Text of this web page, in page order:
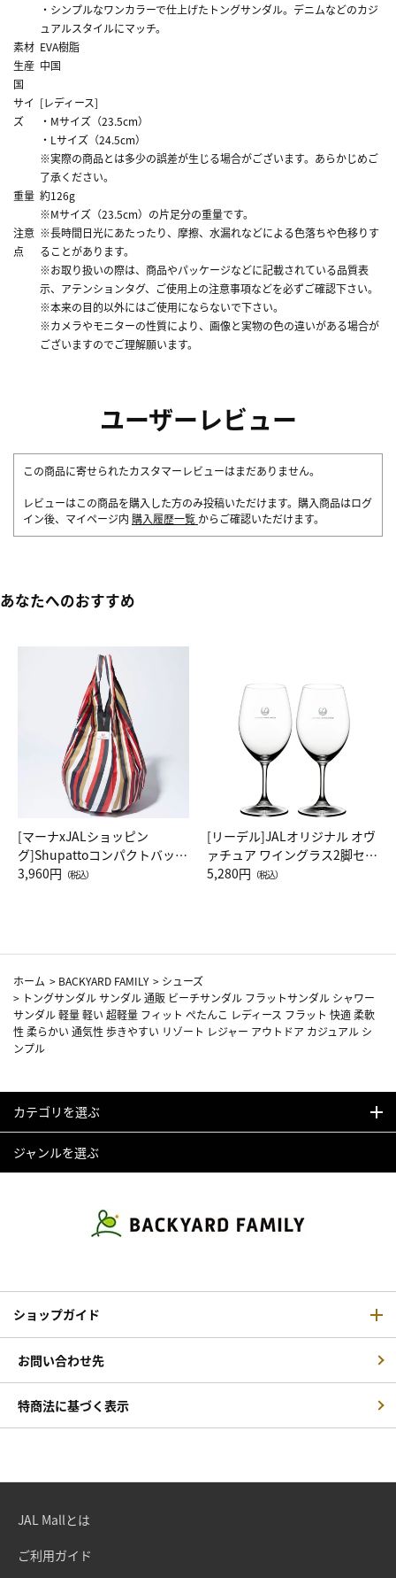
・シンプルなワンカラーで仕上げたトングサンダル。デニムなどのカジ
ュアルスタイルにマッチ。
素材 EVA樹脂
生産
国
中国
サイ
ズ
[レディース]
・Mサイズ（23.5cm）
・Lサイズ（24.5cm）
※実際の商品とは多少の誤差が生じる場合がございます。あらかじめご
了承ください。
重量 約126g
※Mサイズ（23.5cm）の片足分の重量です。
注意
点
※長時間日光にあたったり、摩擦、水漏れなどによる色落ちや色移りす
ることがあります。
※お取り扱いの際は、商品やパッケージなどに記載されている品質表
示、アテンションタグ、ご使用上の注意事項などを必ずご確認下さい。
※本来の目的以外にはご使用にならないで下さい。
※カメラやモニターの性質により、画像と実物の色の違いがある場合が
ございますのでご理解願います。
ユーザーレビュー
この商品に寄せられたカスタマーレビューはまだありません。
レビューはこの商品を購入した方のみ投稿いただけます。購入商品はログ
イン後、マイページ内 購入履歴一覧 からご確認いただけます。
あなたへのおすすめ
[マーナxJALショッピン
グ]Shupattoコンパクトバッグ
Drop JAL客室乗務員（LC）ス
3,960円 （税込）
[リーデル]JALオリジナル オヴ
ァチュア ワイングラス2脚セッ
ト（レッドワイン）
5,280円 （税込）
ホーム > BACKYARD FAMILY > シューズ
> トングサンダル サンダル 通販 ビーチサンダル フラットサンダル シャワー
サンダル 軽量 軽い 超軽量 フィット ぺたんこ レディース フラット 快適 柔軟
性 柔らかい 通気性 歩きやすい リゾート レジャー アウトドア カジュアル シ
ンプル
カテゴリを選ぶ
ジャンルを選ぶ
ショップガイド
お問い合わせ先
特商法に基づく表示
JAL Mallとは
ご利用ガイド